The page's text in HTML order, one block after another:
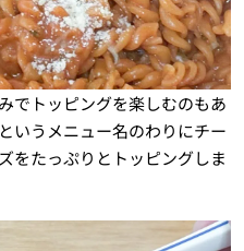
でトッピングを楽しむのもあ
いうメニュー名のわりにチー
をたっぷりとトッピングしま